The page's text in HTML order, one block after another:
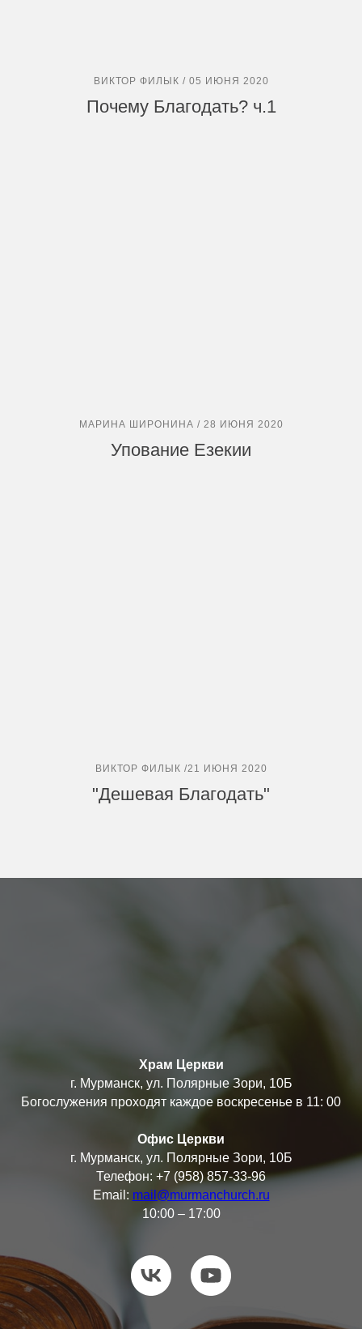
ВИКТОР ФИЛЫК / 05 ИЮНЯ 2020
Почему Благодать? ч.1
МАРИНА ШИРОНИНА / 28 ИЮНЯ 2020
Упование Езекии
ВИКТОР ФИЛЫК /21 ИЮНЯ 2020
"Дешевая Благодать"
Храм Церкви
г. Мурманск, ул. Полярные Зори, 10Б
Богослужения проходят каждое воскресенье в 11: 00
Офис Церкви
г. Мурманск, ул. Полярные Зори, 10Б
Телефон: +7 (958) 857-33-96
Email: mail@murmanchurch.ru
10:00 – 17:00